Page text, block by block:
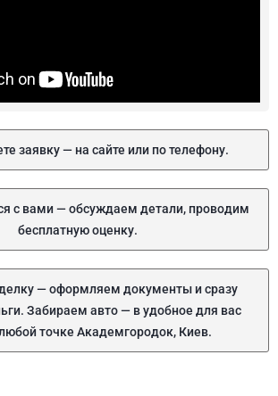
заявку — на сайте или по телефону.
с вами — обсуждаем детали, проводим
бесплатную оценку.
— оформляем документы и сразу
Забираем авто — в удобное для вас
точке Академгородок, Киев.